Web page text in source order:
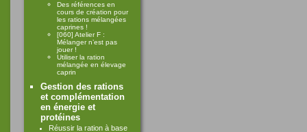
Des références en
cours de création pour
les rations mélangées
caprines !
[060] Atelier F :
Mélanger n’est pas
jouer !
Utiliser la ration
mélangée en élevage
caprin
Gestion des rations
et complémentation
en énergie et
protéines
Réussir la ration à base